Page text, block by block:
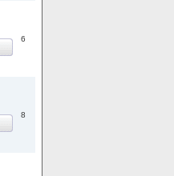
6
8